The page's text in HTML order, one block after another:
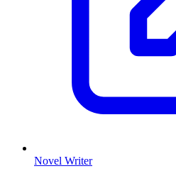
Novel Writer